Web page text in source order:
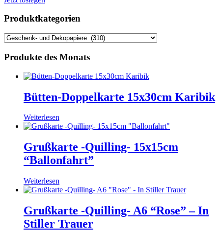
Produktkategorien
Produkte des Monats
Bütten-Doppelkarte 15x30cm Karibik
Weiterlesen
Grußkarte -Quilling- 15x15cm
“Ballonfahrt”
Weiterlesen
Grußkarte -Quilling- A6 “Rose” – In
Stiller Trauer